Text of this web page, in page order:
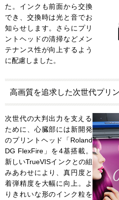
た。インクも前面から交換
でき、交換時は光と音でお
知らせします。さらにプリ
ントヘッドの清掃などメン
テナンス性が向上するよう
に配慮しました。
高画質を追求した次世代プリ
次世代の大判出力を支える
ために、心臓部には新開発
のプリントヘッド「Roland
DG FlexFire」を4基搭載。
新しいTrueVISインクとの組
みあわせにより、真円度と
着弾精度を大幅に向上。よ
りきれいな形のインク粒を